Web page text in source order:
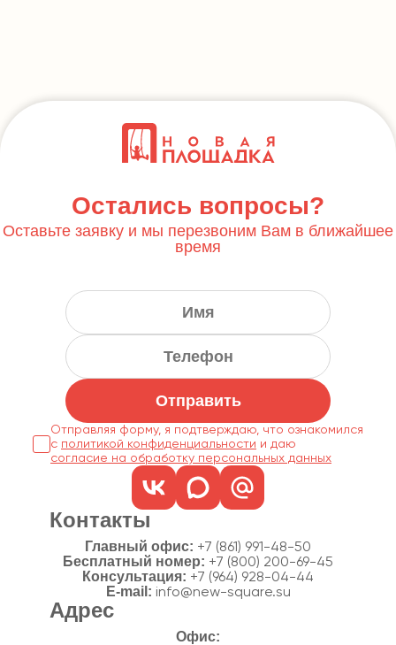
Остались вопросы?
Оставьте заявку и мы перезвоним Вам в ближайшее
время
Отправить
Отправляя форму, я подтверждаю, что ознакомился
с политикой конфиденциальности
согласие на обработку персональных данных
Контакты
Главный офис: +7 (861) 991-48-50
Бесплатный номер: +7 (800) 200-69-45
Консультация: +7 (964) 928-04-44
E-mail: info@new-square.su
Адрес